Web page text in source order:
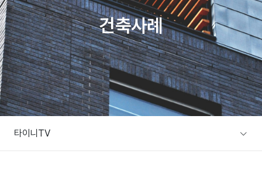
건축구조
건축절차
자재품질
오시는 길
주택전시장
타이니TV
상담문의
건축문의
A/S문의
건축사례
타이니TV